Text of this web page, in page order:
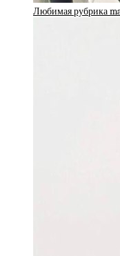
Любимая рубрика